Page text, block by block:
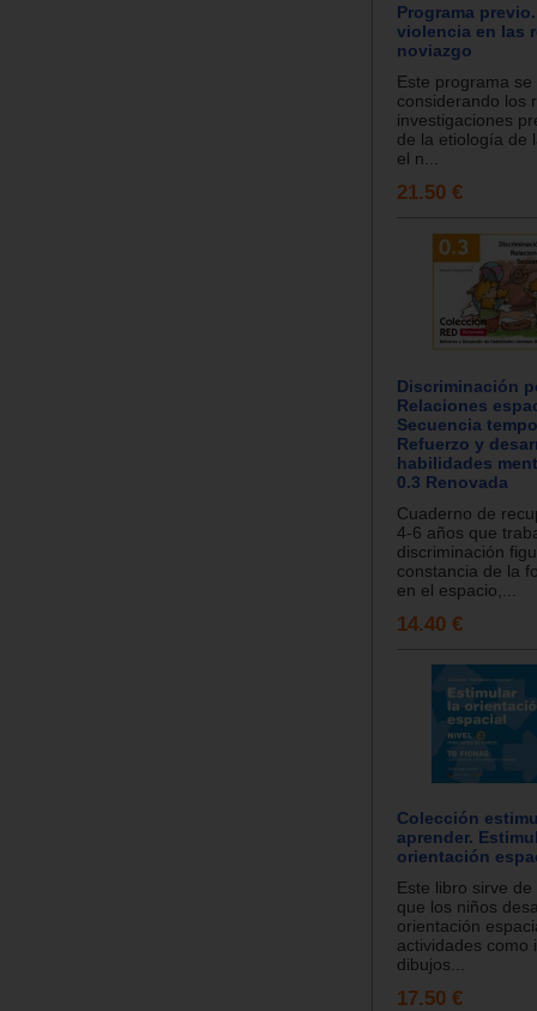
Programa
violencia en las
noviazgo
Este programa
considerando los
investigaciones
de la etiología de
el n...
21.50 €
Discriminación
Relaciones
Secuencia
Refuerzo y
habilidades
0.3 Renovada
Cuaderno de
4-6 años que
discriminación
constancia de la
en el espacio,...
14.40 €
Colección
aprender.
orientación
Este libro sirve
que los niños
orientación
actividades como
dibujos...
17.50 €